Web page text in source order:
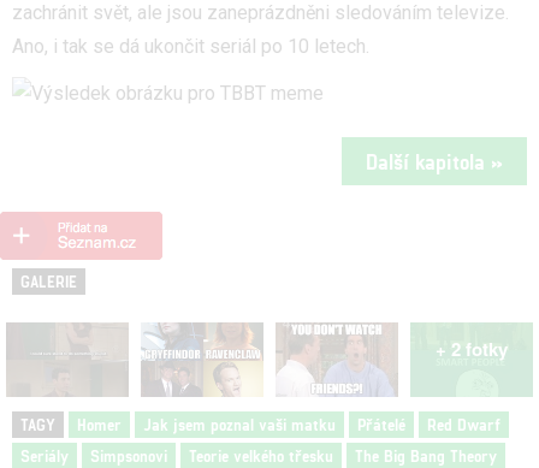
zachránit svět, ale jsou zaneprázdněni sledováním televize.
Ano, i tak se dá ukončit seriál po 10 letech.
Další kapitola »
GALERIE
+ 2 fotky
TAGY Homer Jak jsem poznal vaši matku Přátelé
Red Dwarf
Seriály
Simpsonovi Teorie velkého třesku
The Big Bang Theory